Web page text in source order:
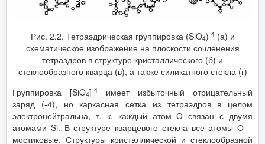
Рис. 2.2. Тетраэдрическая группировка (SiO4)-4(а) и
схематическое изображение на плоскости сочленения
тетраэдров в структуре кристаллического (б) и
стеклообразного кварца (в), а также силикатного стекла (г)
Группировка [SiO4]-4
имеет избыточный отрицательный
заряд (-4), но каркасная сетка из тетраэдров в целом
электронейтральна, т. к. каждый атом О связан с двумя
атомами Si. В структуре кварцевого стекла все атомы О –
мостиковые. Структуры кристаллической и стеклообразной